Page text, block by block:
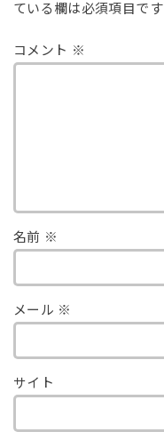
ている欄は必須項目です
コメント ※
名前 ※
メール ※
サイト